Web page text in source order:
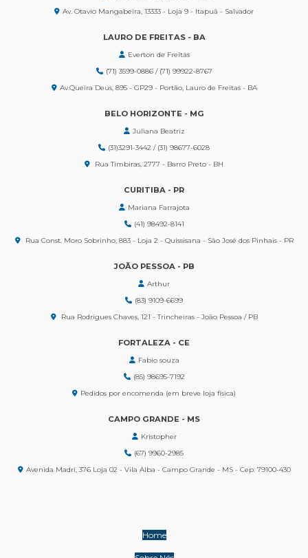
Av. Otavio Mangabeira, 13333 - Loja 9 - Itapuã - Salvador
LAURO DE FREITAS - BA
Everton de Freitas
(71) 3599-0886 / (71) 99922-8767
Av.Queira Deus, 895 - GP29 - Portão, Lauro de Freitas - BA
BELO HORIZONTE - MG
Juliana Beatriz
(31)3291-3442 / (31) 98677-6028
Rua Timbiras, 2777 - Barro Preto - BH
CURITIBA - PR
Mariana Farrajota
(41) 98492-8141
Rua Const. Moro Sobrinho, 883 - Loja 2 - Quissisana - São José dos Pinhais - PR
JOÃO PESSOA - PB
Arthur
(83) 9109-6699
Rua Rodrigues Chaves, 121 - Trincheiras - João Pessoa / PB
FORTALEZA - CE
Fabio souza
(85) 98695-7192
Pedidos por encomenda (em breve loja física)
CAMPO GRANDE - MS
Kristopher
(67) 9960-2985
Avenida Madri, 376 Loja 02 - Vila Alba - Campo Grande - MS - Cep: 79100-430
Home